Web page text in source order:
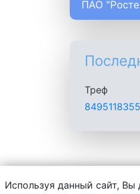
ПАО
Треф
Используя данный сайт,